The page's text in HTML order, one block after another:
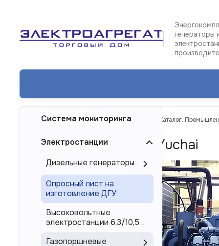
генераторы
ТД Электроагрегат Каталог изделий Каталог.
ГПУ с двигателем Yuchai
Система мониторинга
Электростанции
Дизельные генераторы
Опросный лист на
изготовление ДГУ
Высоковольтные
электростанции 6,3/10,5
Газопоршневые